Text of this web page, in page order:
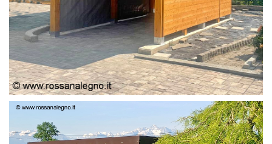
PERGOLA